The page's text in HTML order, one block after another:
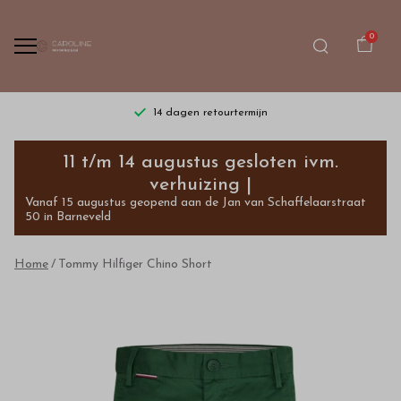
0
14 dagen retourtermijn
Tommy
Hilfiger
Chino
Short
kinderkleding
11 t/m 14 augustus gesloten ivm.
verhuizing |
Vanaf 15 augustus geopend aan de Jan van Schaffelaarstraat
50 in Barneveld
Home Tommy Hilfiger Chino Short